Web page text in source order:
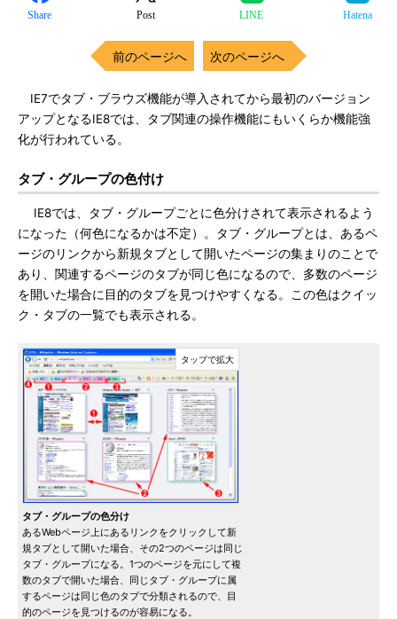
Share Post LINE Hatena
前のページへ 次のページへ
IE7でタブ・ブラウズ機能が導入されてから最初のバージョン
アップとなるIE8では、タブ関連の操作機能にもいくらか機能強
化が行われている。
タブ・グループの色付け
IE8では、タブ・グループごとに色分けされて表示されるよう
になった（何色になるかは不定）。タブ・グループとは、あるペ
ージのリンクから新規タブとして開いたページの集まりのことで
あり、関連するページのタブが同じ色になるので、多数のページ
を開いた場合に目的のタブを見つけやすくなる。この色はクイッ
ク・タブの一覧でも表示される。
タブ・グループの色分け
あるWebページ上にあるリンクをクリックして新
規タブとして開いた場合、その2つのページは同じ
タブ・グループになる。1つのページを元にして複
数のタブで開いた場合、同じタブ・グループに属
するページは同じ色のタブで分類されるので、目
的のページを見つけるのが容易になる。